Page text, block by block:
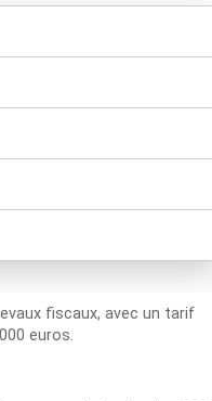
fiscaux, avec un tarif
euros.